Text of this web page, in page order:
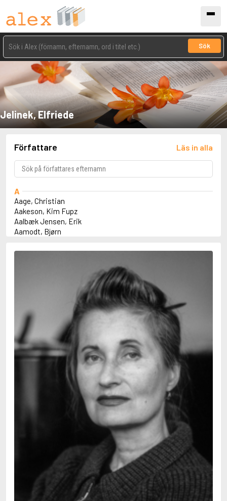
Sök
Jelinek, Elfriede
Författare Läs in alla
A
Aage, Christian
Aakeson, Kim Fupz
Aalbæk Jensen, Erik
Aamodt, Bjørn
Abbey, Kieran
Abdel-Fattah, Randa
Abé, Kobo
Abedi, Isabel
Abele, Inga
Abgarjan, Narine
Abish, Walter
Aboulela, Leila
Abrahams, Peter (f. 1919)
Abrahams, Peter (f. 1947)
Abrahamson, Emmy
Achmatova, Anna
Aciman, André
Ackebo, Lena
Ackroyd, Peter